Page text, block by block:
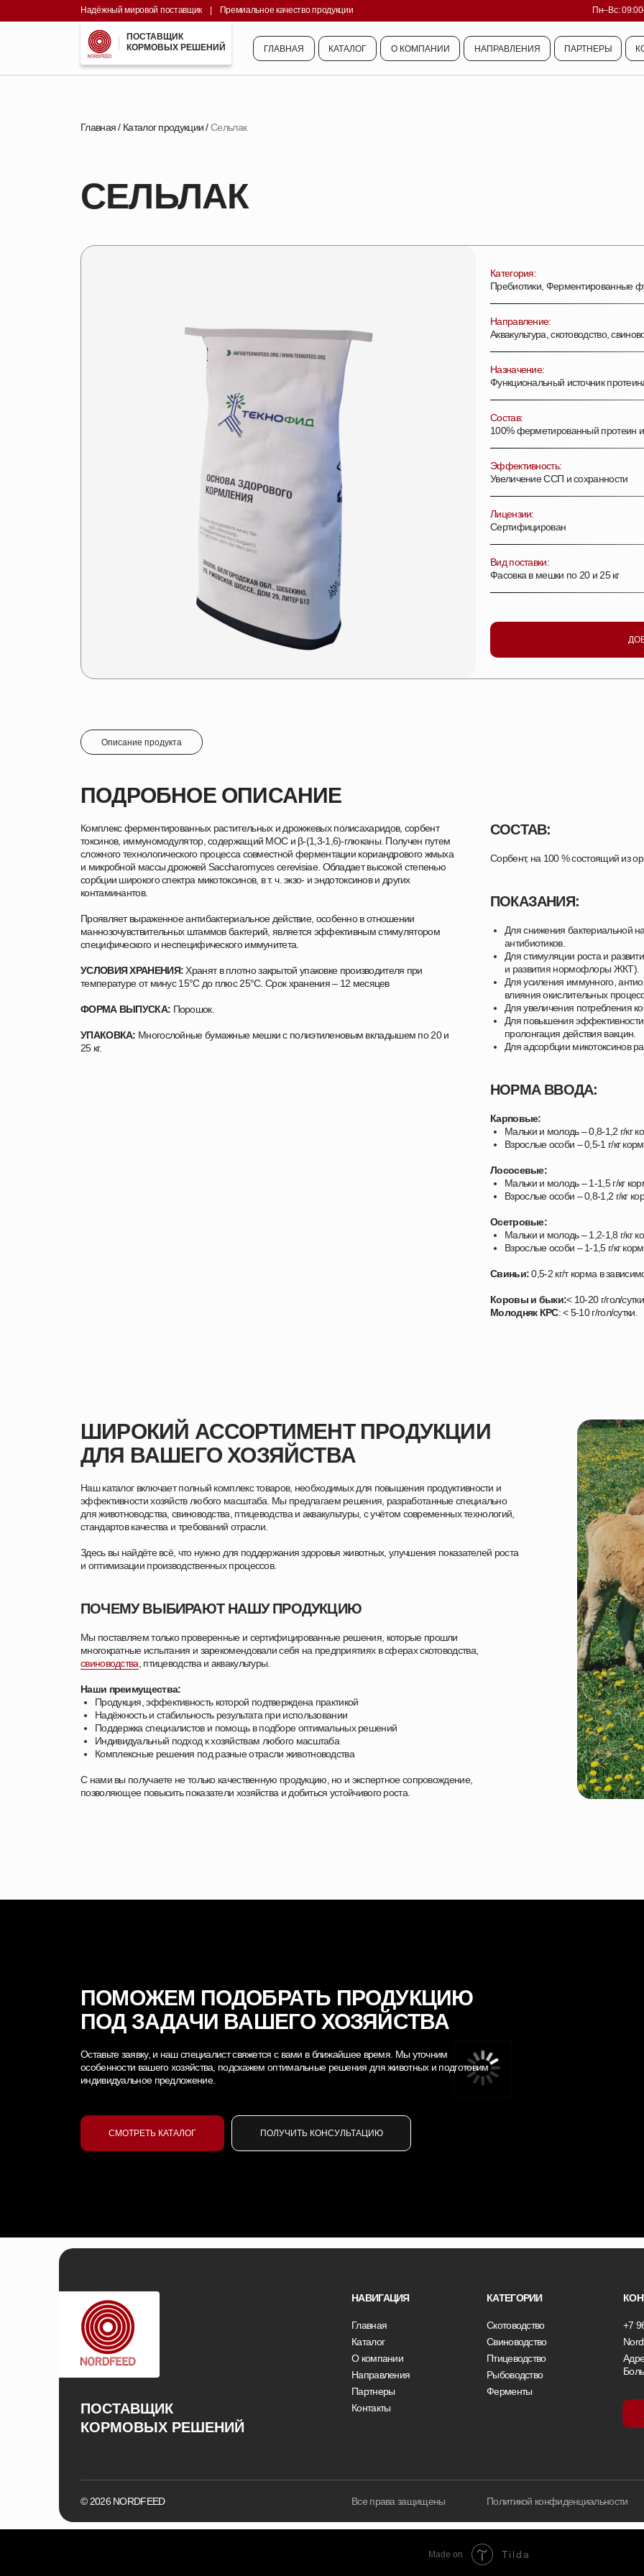
Пн–Вс:
Надёжный мировой поставщик
Премиальное качество продукции
ПОСТАВЩИК
КОРМОВЫХ РЕШЕНИЙ
ГЛАВНАЯ КАТАЛОГ О КОМПАНИИ НАПРАВЛЕНИЯ ПАРТНЕРЫ
Главная/ Каталог продукции/Сельлак
СЕЛЬЛАК
Категория:
Пребиотики, Ферментированные
Направление:
Аквакультура, скотоводство,
Назначение:
Функциональный источник
Состав:
100% ферметированный протеин
Эффективность:
Увеличение ССП и сохранности
Лицензии:
Сертифицирован
Вид поставки:
Фасовка в мешки по 20 и 25 кг
Комплекс ферментированных растительных и дрожжевых полисахаридов, сорбент
токсинов, иммуномодулятор, содержащий МОС и β-(1,3-1,6)-глюканы. Получен путем
сложного технологического процесса совместной ферментации кориандрового жмыха
и микробной массы дрожжей Saccharomyces cerevisiae. Обладает высокой степенью
сорбции широкого спектра микотоксинов, в т. ч. экзо- и эндотоксинов и других
контаминантов.
Проявляет выраженное антибактериальное действие, особенно в отношении
маннозочувствительных штаммов бактерий, является эффективным стимулятором
специфического и неспецифического иммунитета.
УСЛОВИЯ ХРАНЕНИЯ:Хранят в плотно закрытой упаковке производителя при
температуре от минус 15°С до плюс 25°С. Срок хранения – 12 месяцев
ФОРМА ВЫПУСКА: Порошок.
УПАКОВКА: Многослойные бумажные мешки с полиэтиленовым вкладышем по 20 и
25 кг.
ПОДРОБНОЕ ОПИСАНИЕ
Сорбент, на 100 % состоящий из
СОСТАВ:
Для снижения бактериальной
антибиотиков.
Для стимуляции роста и
и развития нормофлоры ЖКТ).
Для усиления иммунного,
влияния окислительных
Для увеличения потребления
Для повышения
пролонгация действия вакцин.
Для адсорбции микотоксинов
ПОКАЗАНИЯ:
Карповые:
Мальки и молодь – 0,8-1,2 г/кг
Взрослые особи – 0,5-1 г/кг
Лососевые:
Мальки и молодь – 1-1,5 г/кг
Взрослые особи – 0,8-1,2 г/кг
Осетровые:
Мальки и молодь – 1,2-1,8 г/кг
Взрослые особи – 1-1,5 г/кг
Свиньи:0,5-2 кг/т корма в
Коровы и быки:< 10-20 г/гол/
Молодняк КРС: < 5-10 г/гол/сутки.
НОРМА ВВОДА:
Описание продукта
Мы поставляем только проверенные и сертифицированные решения, которые прошли
многократные испытания и зарекомендовали себя на предприятиях в сферах скотоводства,
свиноводства , птицеводства и аквакультуры.
Наши преимущества:
Продукция, эффективность которой подтверждена практикой
Надёжность и стабильность результата при использовании
Поддержка специалистов и помощь в подборе оптимальных решений
Индивидуальный подход к хозяйствам любого масштаба
Комплексные решения под разные отрасли животноводства
С нами вы получаете не только качественную продукцию, но и экспертное сопровождение,
позволяющее повысить показатели хозяйства и добиться устойчивого роста.
Наш каталог включает полный комплекс товаров, необходимых для повышения продуктивности и
эффективности хозяйств любого масштаба. Мы предлагаем решения, разработанные специально
для животноводства, свиноводства, птицеводства и аквакультуры, с учётом современных технологий,
стандартов качества и требований отрасли.
Здесь вы найдёте всё, что нужно для поддержания здоровья животных, улучшения показателей роста
и оптимизации производственных процессов.
ПОЧЕМУ ВЫБИРАЮТ НАШУ ПРОДУКЦИЮ
ШИРОКИЙ АССОРТИМЕНТ ПРОДУКЦИИ
ДЛЯ ВАШЕГО ХОЗЯЙСТВА
Оставьте заявку, и наш специалист свяжется с вами в ближайшее время. Мы уточним
особенности вашего хозяйства, подскажем оптимальные решения для животных и подготовим
индивидуальное предложение.
ПОМОЖЕМ ПОДОБРАТЬ ПРОДУКЦИЮ
ПОД ЗАДАЧИ ВАШЕГО ХОЗЯЙСТВА
СМОТРЕТЬ КАТАЛОГ ПОЛУЧИТЬ КОНСУЛЬТАЦИЮ
Главная
Каталог
О компании
Направления
Партнеры
Все права защищены Политикой конфиденциальности
© 2026 NORDFEED
Контакты
ПОСТАВЩИК
КОРМОВЫХ РЕШЕНИЙ
НАВИГАЦИЯ
Скотоводство
Свиноводство
Птицеводство
Рыбоводство
Ферменты
КАТЕГОРИИ
+7
Made on Tilda